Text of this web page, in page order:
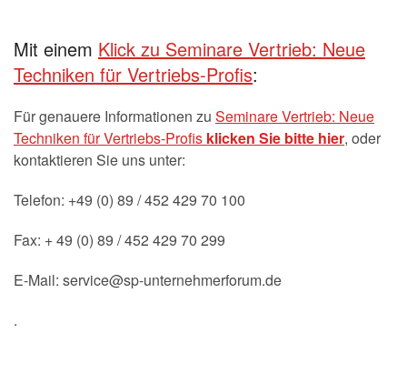
Mit einem Klick zu Seminare Vertrieb: Neue
Techniken für Vertriebs-Profis:
Für genauere Informationen zu Seminare Vertrieb: Neue
Techniken für Vertriebs-Profis klicken Sie bitte hier, oder
kontaktieren Sie uns unter:
Telefon: +49 (0) 89 / 452 429 70 100
Fax: + 49 (0) 89 / 452 429 70 299
E-Mail: service@sp-unternehmerforum.de
.